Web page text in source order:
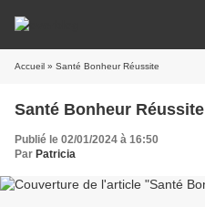
Accueil » Santé Bonheur Réussite
Santé Bonheur Réussite
Publié le 02/01/2024 à 16:50
Par Patricia